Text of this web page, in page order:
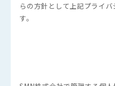
らの方針として上記プライ
す。